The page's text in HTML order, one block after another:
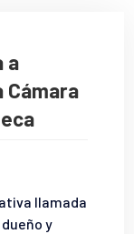
a
Cámara
llamada
y